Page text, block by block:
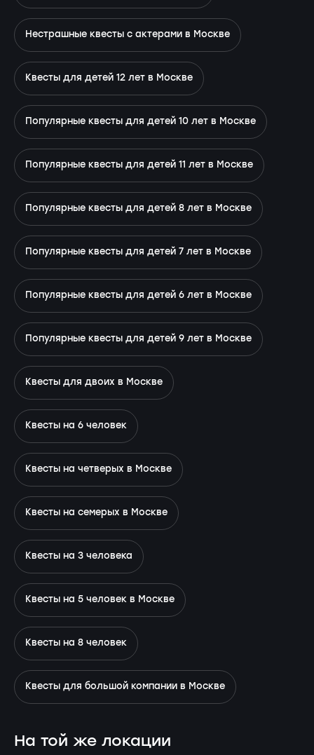
Нестрашные квесты с актерами в Москве
Квесты для детей 12 лет в Москве
Популярные квесты для детей 10 лет в Москве
Популярные квесты для детей 11 лет в Москве
Популярные квесты для детей 8 лет в Москве
Популярные квесты для детей 7 лет в Москве
Популярные квесты для детей 6 лет в Москве
Популярные квесты для детей 9 лет в Москве
Квесты для двоих в Москве
Квесты на 6 человек
Квесты на четверых в Москве
Квесты на семерых в Москве
Квесты на 3 человека
Квесты на 5 человек в Москве
Квесты на 8 человек
Квесты для большой компании в Москве
На той же локации